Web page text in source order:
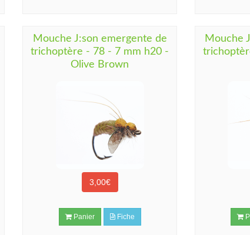
Mouche J:son emergente de
trichoptère - 78 - 7 mm h20 -
Olive Brown
3,00€
Panier Fiche
Mouche